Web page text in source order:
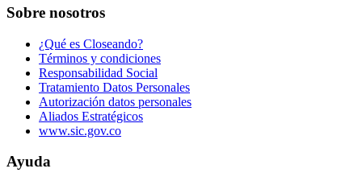
Sobre nosotros
¿Qué es Closeando?
Términos y condiciones
Responsabilidad Social
Tratamiento Datos Personales
Autorización datos personales
Aliados Estratégicos
www.sic.gov.co
Ayuda